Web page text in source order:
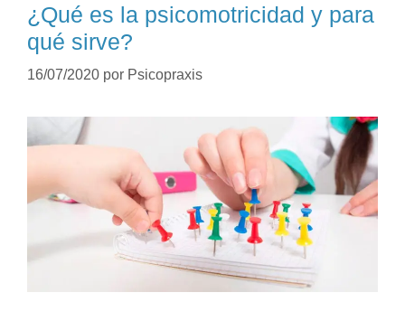
¿Qué es la psicomotricidad y para
qué sirve?
16/07/2020 por Psicopraxis